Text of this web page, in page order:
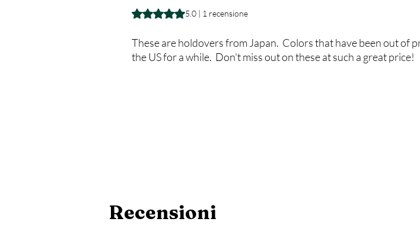
Sulla base di 1 recensione, la valutazione è 5.0 su cinque stelle
5.0 | 1 recensione
These are holdovers from Japan. Colors that have been out of
the US for a while. Don't miss out on these at such a great price!
Recensioni